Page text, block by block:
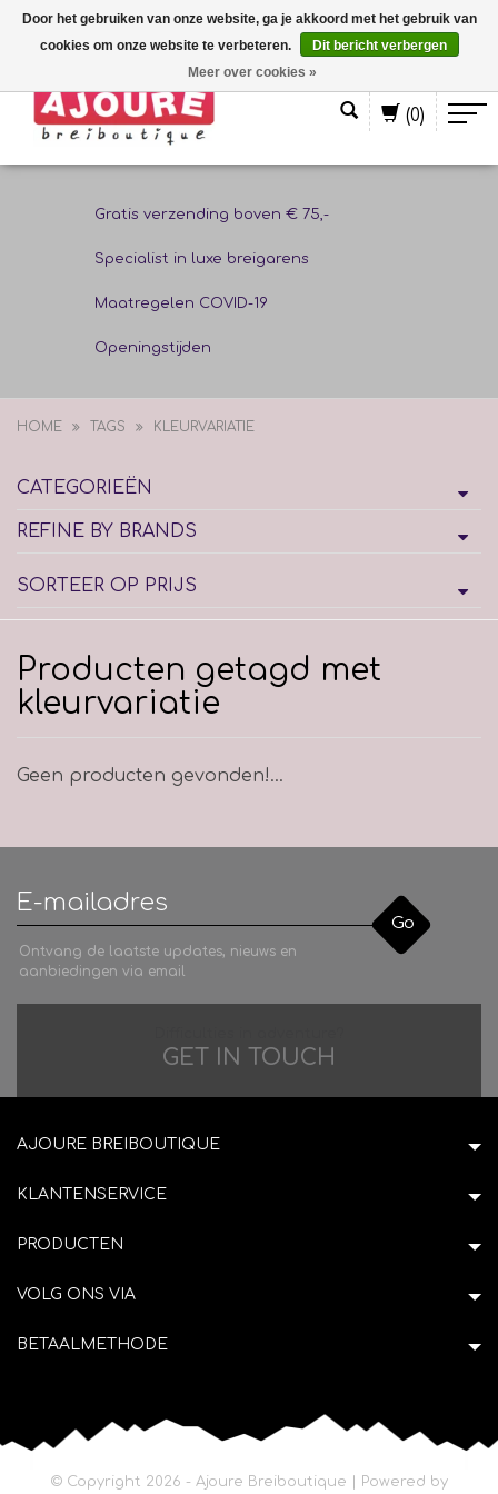
(0)
Gratis verzending boven € 75,-
Specialist in luxe breigarens
Maatregelen COVID-19
Openingstijden
HOME TAGS KLEURVARIATIE
CATEGORIEËN
REFINE BY BRANDS
SORTEER OP PRIJS
Producten getagd met
kleurvariatie
Geen producten gevonden!...
Go
Ontvang de laatste updates, nieuws en
aanbiedingen via email
GET IN TOUCH
AJOURE BREIBOUTIQUE
KLANTENSERVICE
PRODUCTEN
VOLG ONS VIA
BETAALMETHODE
© Copyright 2026 - Ajoure Breiboutique | Powered by
Door het gebruiken van onze website, ga je akkoord met het gebruik van
cookies om onze website te verbeteren.
Dit bericht verbergen
Meer over cookies »